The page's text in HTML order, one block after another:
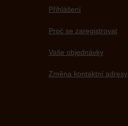
Přihlášení
Proč se zaregistrovat
Vaše objednávky
Změna kontaktní adresy